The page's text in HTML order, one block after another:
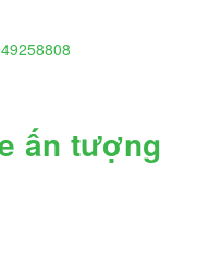
ấn tượng